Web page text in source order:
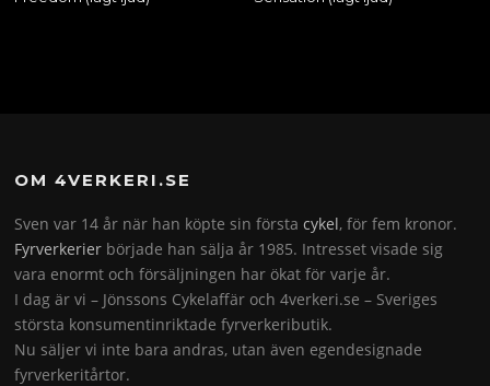
OM 4VERKERI.SE
Sven var 14 år när han köpte sin förstacykel, för fem kronor.
Fyrverkerier började han sälja år 1985. Intresset visade sig
vara enormt och försäljningen har ökat för varje år.
I dag är vi – Jönssons Cykelaffär och 4verkeri.se – Sveriges
största konsumentinriktade fyrverkeributik.
Nu säljer vi inte bara andras, utan även egendesignade
fyrverkeritårtor.